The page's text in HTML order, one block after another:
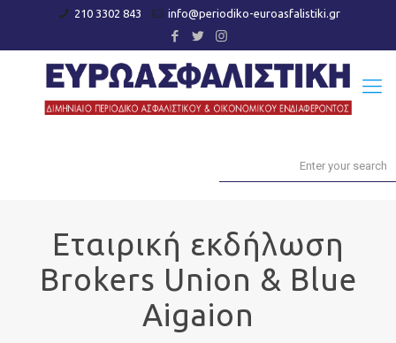
210 3302 843 info@periodiko-euroasfalistiki.gr
Εταιρική εκδήλωση
Brokers Union & Blue
Aigaion